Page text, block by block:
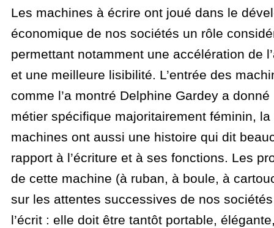
Les machines à écrire ont joué dans le
économique de nos sociétés un rôle
permettant notamment une accélération de
et une meilleure lisibilité. L’entrée des
comme l’a montré Delphine Gardey a
métier spécifique majoritairement féminin,
machines ont aussi une histoire qui dit
rapport à l’écriture et à ses fonctions. Les
de cette machine (à ruban, à boule, à
sur les attentes successives de nos sociétés
l’écrit : elle doit être tantôt portable,